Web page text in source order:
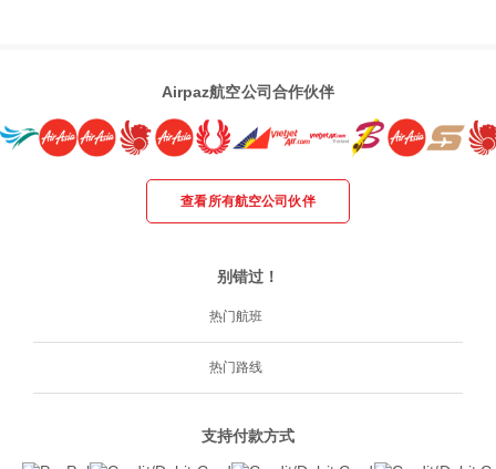
Airpaz航空公司合作伙伴
查看所有航空公司伙伴
别错过！
热门航班
热门路线
支持付款方式